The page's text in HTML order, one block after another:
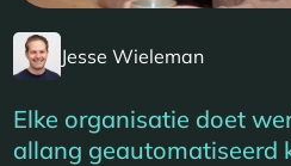
Jesse Wieleman
Elke organisatie doet
allang geautomatiseerd